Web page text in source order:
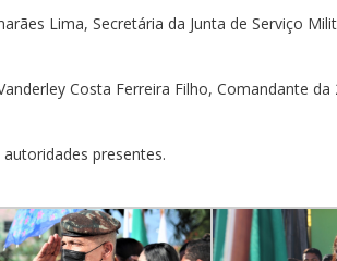
Lima, Secretária da Junta de Serviço
Costa Ferreira Filho, Comandante da
presentes.